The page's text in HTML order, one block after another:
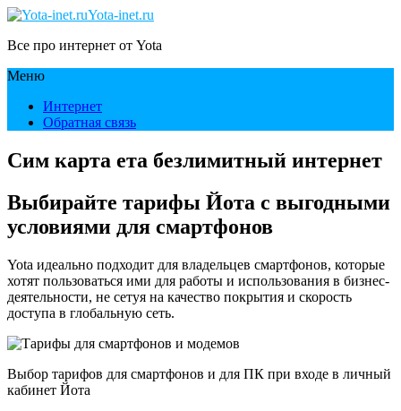
Yota-inet.ru
Все про интернет от Yota
Меню
Интернет
Обратная связь
Сим карта ета безлимитный интернет
Выбирайте тарифы Йота с выгодными
условиями для смартфонов
Yota идеально подходит для владельцев смартфонов, которые
хотят пользоваться ими для работы и использования в бизнес-
деятельности, не сетуя на качество покрытия и скорость
доступа в глобальную сеть.
Выбор тарифов для смартфонов и для ПК при входе в личный
кабинет Йота